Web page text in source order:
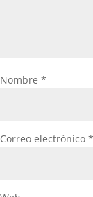
Nombre *
Correo electrónico *